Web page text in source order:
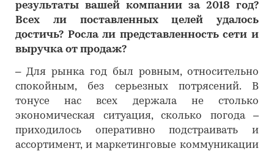
результаты вашей компании за 2018 год?
Всех ли поставленных целей удалось
достичь? Росла ли представленность сети и
выручка от продаж?
– Для рынка год был ровным, относительно
спокойным, без серьезных потрясений. В
тонусе нас всех держала не столько
экономическая ситуация, сколько погода –
приходилось оперативно подстраивать и
ассортимент, и маркетинговые коммуникации